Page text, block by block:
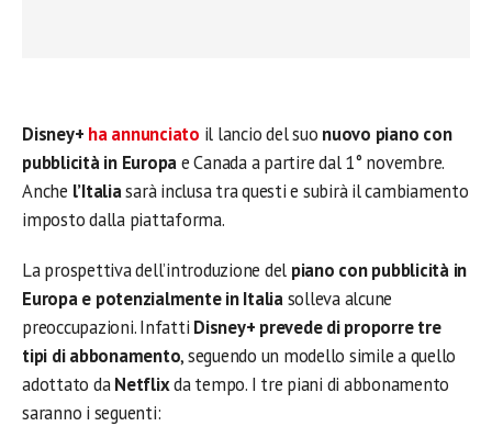
Disney+ ha annunciato il lancio del suo nuovo piano con
pubblicità in Europae Canada a partire dal 1° novembre.
Anche l’Italiasarà inclusa tra questi e subirà il cambiamento
imposto dalla piattaforma.
La prospettiva dell’introduzione del piano con pubblicità in
Europa e potenzialmente in Italiasolleva alcune
preoccupazioni. Infatti Disney+ prevede di proporre tre
tipi di abbonamento, seguendo un modello simile a quello
adottato daNetflixda tempo. I tre piani di abbonamento
saranno i seguenti: